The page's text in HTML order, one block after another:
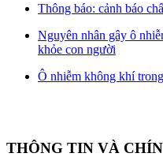
Thông báo: cảnh báo
Nguyên nhân gây ô
khỏe con người
Ô nhiễm không khí
THÔNG TIN VÀ